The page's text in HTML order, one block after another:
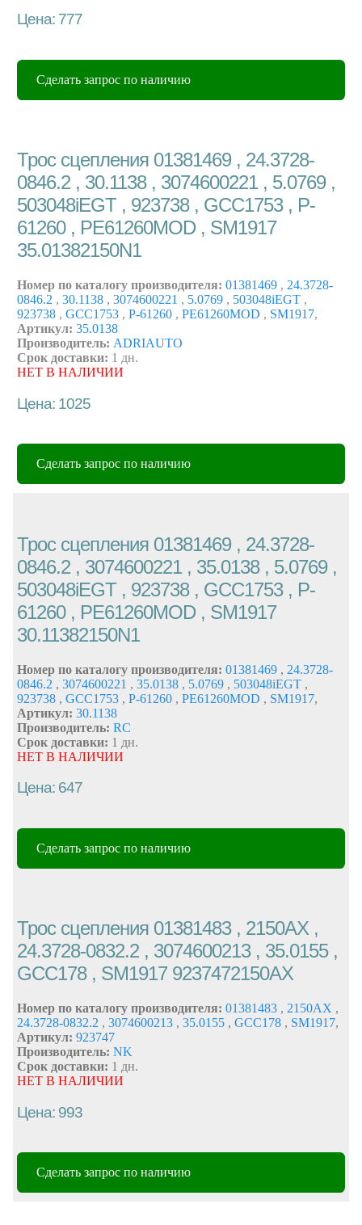
Цена: 777
Сделать запрос по наличию
Трос сцепления 01381469 , 24.3728-
0846.2 , 30.1138 , 3074600221 , 5.0769 ,
503048iEGT , 923738 , GCC1753 , P-
61260 , PE61260MOD , SM1917
35.01382150N1
Номер по каталогу производителя: 01381469 , 24.3728-
0846.2 , 30.1138 , 3074600221 , 5.0769 , 503048iEGT ,
923738 , GCC1753 , P-61260 , PE61260MOD , SM1917,
Артикул: 35.0138
Производитель: ADRIAUTO
Срок доставки: 1 дн.
НЕТ В НАЛИЧИИ
Цена: 1025
Сделать запрос по наличию
Трос сцепления 01381469 , 24.3728-
0846.2 , 3074600221 , 35.0138 , 5.0769 ,
503048iEGT , 923738 , GCC1753 , P-
61260 , PE61260MOD , SM1917
30.11382150N1
Номер по каталогу производителя: 01381469 , 24.3728-
0846.2 , 3074600221 , 35.0138 , 5.0769 , 503048iEGT ,
923738 , GCC1753 , P-61260 , PE61260MOD , SM1917,
Артикул: 30.1138
Производитель: RC
Срок доставки: 1 дн.
НЕТ В НАЛИЧИИ
Цена: 647
Сделать запрос по наличию
Трос сцепления 01381483 , 2150AX ,
24.3728-0832.2 , 3074600213 , 35.0155 ,
GCC178 , SM1917 9237472150AX
Номер по каталогу производителя: 01381483 , 2150AX ,
24.3728-0832.2 , 3074600213 , 35.0155 , GCC178 , SM1917,
Артикул: 923747
Производитель: NK
Срок доставки: 1 дн.
НЕТ В НАЛИЧИИ
Цена: 993
Сделать запрос по наличию